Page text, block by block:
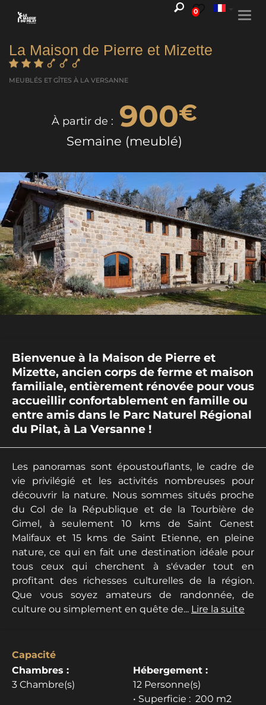
0
La Maison de Pierre et Mizette
MEUBLÉS ET GÎTES À LA VERSANNE
À partir de : 900€
Semaine (meublé)
Bienvenue à la Maison de Pierre et
Mizette, ancien corps de ferme et maison
familiale, entièrement rénovée pour vous
accueillir confortablement en famille ou
entre amis dans le Parc Naturel Régional
du Pilat, à La Versanne !
Les panoramas sont époustouflants, le cadre de
vie privilégié et les activités nombreuses pour
découvrir la nature. Nous sommes situés proche
du Col de la République et de la Tourbière de
Gimel, à seulement 10 kms de Saint Genest
Malifaux et 15 kms de Saint Etienne, en pleine
nature, ce qui en fait une destination idéale pour
tous ceux qui cherchent à s'évader tout en
profitant des richesses culturelles de la région.
Que vous soyez amateurs de randonnée, de
culture ou simplement en quête de... Lire la suite
Capacité
Chambres :
3 Chambre(s)
Hébergement :
12 Personne(s)
• Superficie : 200 m2